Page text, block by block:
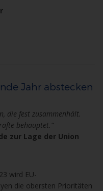
Jahr abstecken
die fest zusammenhält.
behauptet.“
zur Lage der Union
wird EU-
die obersten Prioritäten